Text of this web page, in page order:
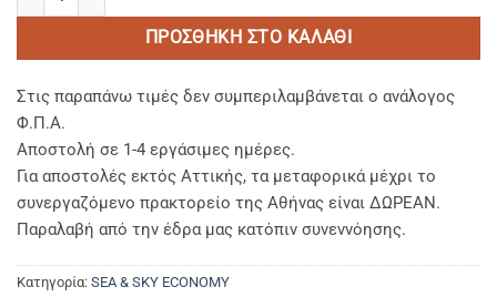
ΠΡΟΣΘΉΚΗ ΣΤΟ ΚΑΛΆΘΙ
Στις παραπάνω τιμές δεν συμπεριλαμβάνεται ο ανάλογος
Φ.Π.Α.
Αποστολή σε 1-4 εργάσιμες ημέρες.
Για αποστολές εκτός Αττικής, τα μεταφορικά μέχρι το
συνεργαζόμενο πρακτορείο της Αθήνας είναι ΔΩΡΕΑΝ.
Παραλαβή από την έδρα μας κατόπιν συνεννόησης.
Κατηγορία: SEA & SKY ECONOMY